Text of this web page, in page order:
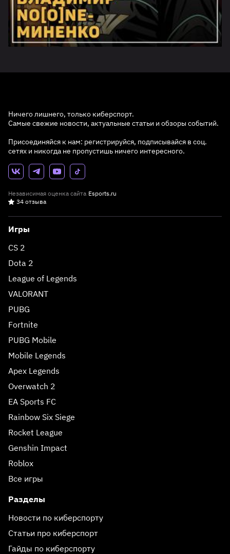
Ничего лишнего, только киберспорт.
Самые свежие новости, актуальные статьи и обзоры событий.
Присоединяйся к нам: регистрируйся, подписывайся в соц.
сетях и никогда не пропустишь ничего интересного.
Независимая оценка сайта Esports.ru
34 отзыва
Игры
CS 2
Dota 2
League of Legends
VALORANT
PUBG
Fortnite
PUBG Mobile
Mobile Legends
Apex Legends
Overwatch 2
EA Sports FC
Rainbow Six Siege
Rocket League
Genshin Impact
Roblox
Все игры
Разделы
Новости по киберспорту
Статьи про киберспорт
Гайды по киберспорту